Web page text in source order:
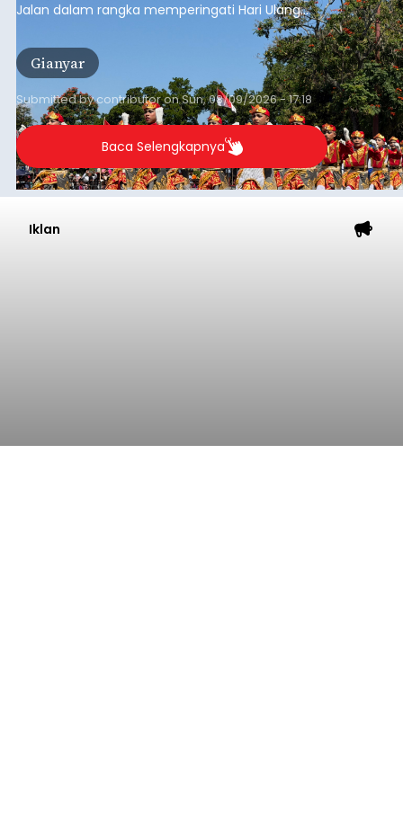
Jalan dalam rangka memperingati Hari Ulang
Tahun (HUT) ke-81 Kemerdekaan Republik
Indonesia Tahun 2026 di Kabupaten Gianyar.
Gianyar
Submitted bycontributoronSun, 08/09/2026 - 17:18
Baca Selengkapnya
Iklan